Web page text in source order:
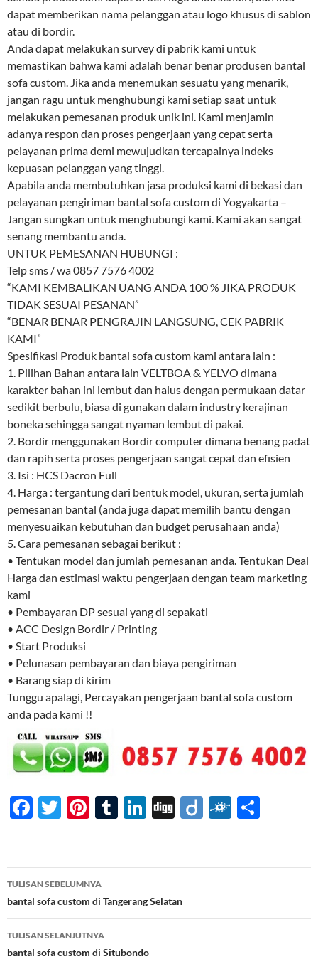
dapat memberikan nama pelanggan atau logo khusus di sablon
atau di bordir.
Anda dapat melakukan survey di pabrik kami untuk
memastikan bahwa kami adalah benar benar produsen bantal
sofa custom. Jika anda menemukan sesuatu yang menarik,
jangan ragu untuk menghubungi kami setiap saat untuk
melakukan pemesanan produk unik ini. Kami menjamin
adanya respon dan proses pengerjaan yang cepat serta
pelayanan prima demi mewujudkan tercapainya indeks
kepuasan pelanggan yang tinggi.
Apabila anda membutuhkan jasa produksi kami di bekasi dan
pelayanan pengiriman bantal sofa custom di Yogyakarta –
Jangan sungkan untuk menghubungi kami. Kami akan sangat
senang membantu anda.
UNTUK PEMESANAN HUBUNGI :
Telp sms / wa 0857 7576 4002
“KAMI KEMBALIKAN UANG ANDA 100 % JIKA PRODUK
TIDAK SESUAI PESANAN”
“BENAR BENAR PENGRAJIN LANGSUNG, CEK PABRIK
KAMI”
Spesifikasi Produk bantal sofa custom kami antara lain :
1. Pilihan Bahan antara lain VELTBOA & YELVO dimana
karakter bahan ini lembut dan halus dengan permukaan datar
sedikit berbulu, biasa di gunakan dalam industry kerajinan
boneka sehingga sangat nyaman lembut di pakai.
2. Bordir menggunakan Bordir computer dimana benang padat
dan rapih serta proses pengerjaan sangat cepat dan efisien
3. Isi : HCS Dacron Full
4. Harga : tergantung dari bentuk model, ukuran, serta jumlah
pemesanan bantal (anda juga dapat memilih bantu dengan
menyesuaikan kebutuhan dan budget perusahaan anda)
5. Cara pemesanan sebagai berikut :
• Tentukan model dan jumlah pemesanan anda. Tentukan Deal
Harga dan estimasi waktu pengerjaan dengan team marketing
kami
• Pembayaran DP sesuai yang di sepakati
• ACC Design Bordir / Printing
• Start Produksi
• Pelunasan pembayaran dan biaya pengiriman
• Barang siap di kirim
Tunggu apalagi, Percayakan pengerjaan bantal sofa custom
anda pada kami !!
F
b
o
o
k
T
er
Pi
es
t
T
bl
r
Li
e
dI
n
Di Di F
d e
Navigasi
Tulisan
TULISAN SEBELUMNYA
bantal sofa custom di Tangerang Selatan
TULISAN SELANJUTNYA
bantal sofa custom di Situbondo